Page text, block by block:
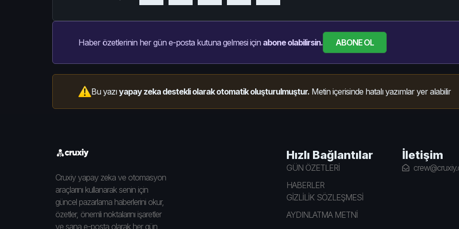
Haber özetlerinin her gün e-posta kutuna gelmesi için abone olabilirsin. ABONE OL
Bu yazıyapay zeka destekli olarak otomatik oluşturulmuştur. Metin içerisinde hatalı yazımlar yer alabilir
Cruxiy yapay zeka ve otomasyon
araçlarını kullanarak senin için
güncel pazarlama haberlerini okur,
özetler, önemli noktalarını işaretler
ve sana e-posta olarak her gün
Hızlı Bağlantılar
GÜN ÖZETLERİ
HABERLER
GİZLİLİK SÖZLEŞMESİ
AYDINLATMA METNİ
İletişim